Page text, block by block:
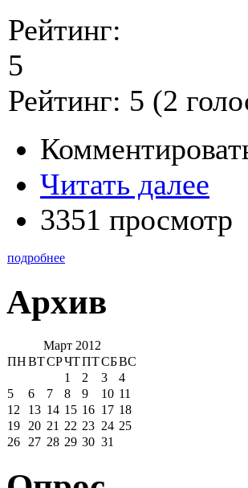
Рейтинг:
5
Рейтинг: 5 (2
Читать далее
3351 просмотр
подробнее
Архив
Март 2012
ПНВТСРЧТПТСБВС
1
2 3
4
5
6 7 8 9 10 11
12
13 14 15 16 17 18
19
20 21 22 23 24 25
26
27 28 29 30 31